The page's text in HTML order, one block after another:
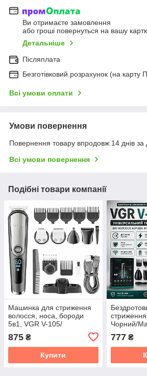
Ви отримаєте замовлення
або гроші повернуться на вашу
Детальніше
Післяплата
Безготівковий розрахунок (на карту
Всі умови оплати
Умови повернення
Повернення товару впродовж 14 днів за
Всі умови повернення
Подібні товари компанії
Машинка для стриження
волосся, носа, бороди
5в1, VGR V-105/
акумуляторний тример/
Електробритва
875 ₴
Купити
Чорний/
бороди/
777₴